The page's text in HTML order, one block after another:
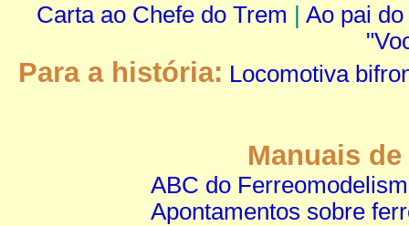
Carta ao Chefe do Trem | Ao pai
Para a história: Locomotiva
Manuais
ABC do
Apontamentos sobre